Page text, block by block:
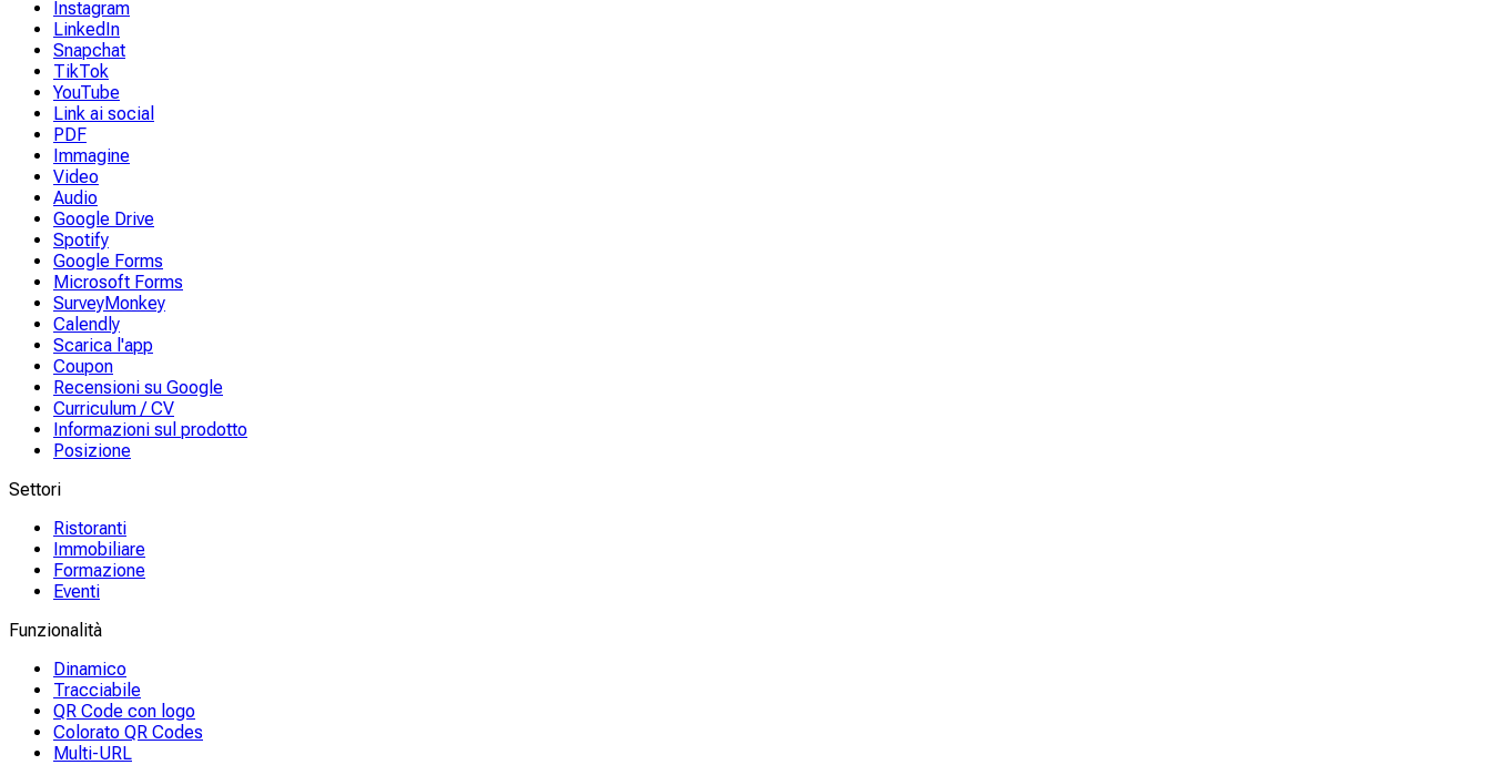
Instagram
LinkedIn
Snapchat
TikTok
YouTube
Link ai social
PDF
Immagine
Video
Audio
Google Drive
Spotify
Google Forms
Microsoft Forms
SurveyMonkey
Calendly
Scarica l'app
Coupon
Recensioni su Google
Curriculum / CV
Informazioni sul prodotto
Posizione
Settori
Ristoranti
Immobiliare
Formazione
Eventi
Funzionalità
Dinamico
Tracciabile
QR Code con logo
Colorato QR Codes
Multi-URL